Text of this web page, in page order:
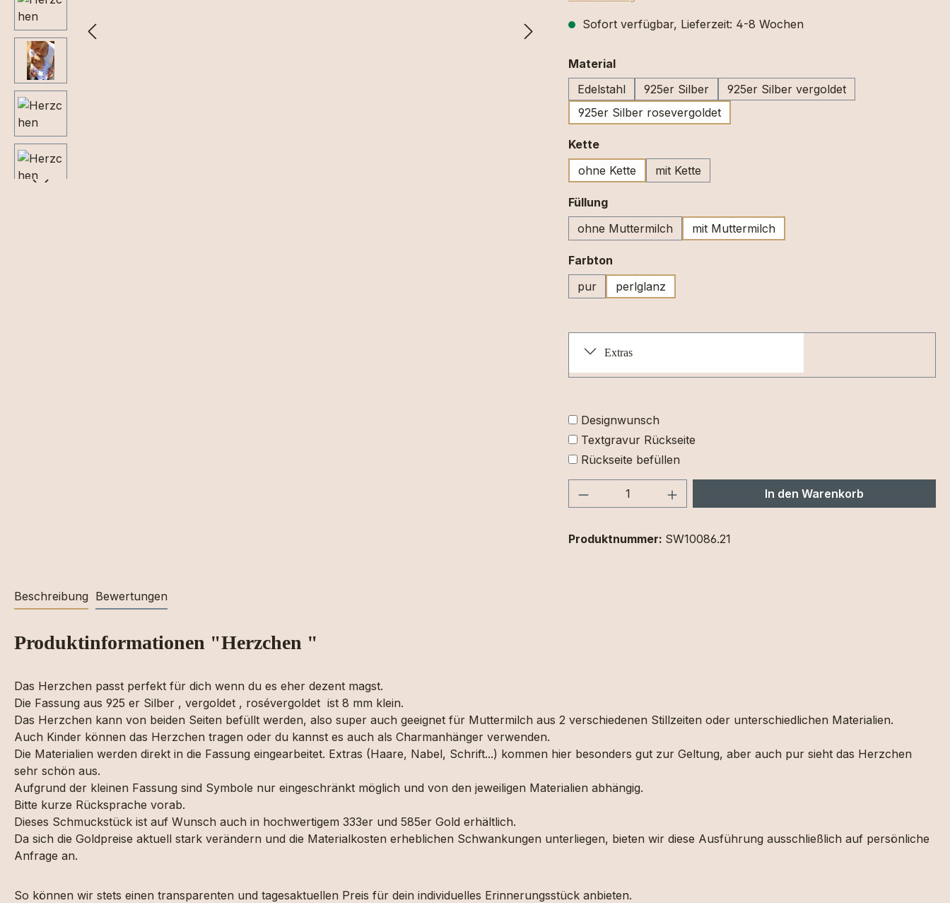
Sofort verfügbar, Lieferzeit: 4-8 Wochen
Materialauswählen
Edelstahl
925er Silber
925er Silber vergoldet
925er Silber rosevergoldet
Ketteauswählen
ohne Kette
mit Kette
Füllungauswählen
ohne Muttermilch
mit Muttermilch
Farbton
pur
perlglanz
Extras
Designwunsch
Textgravur Rückseite
Rückseite befüllen
Produkt Anzahl: Gib den gewünschten Wert
In den Warenkorb
Produktnummer: SW10086.21
Beschreibung Bewertungen
Produktinformationen "Herzchen "
Das Herzchen passt perfekt für dich wenn du es eher dezent magst.
Die Fassung aus 925 er Silber , vergoldet , rosévergoldet ist 8 mm klein.
Das Herzchen kann von beiden Seiten befüllt werden, also super auch geeignet für Muttermilch aus 2 verschiedenen Stillzeiten oder unterschiedlichen Materialien.
Auch Kinder können das Herzchen tragen oder du kannst es auch als Charmanhänger verwenden.
Die Materialien werden direkt in die Fassung eingearbeitet. Extras (Haare, Nabel, Schrift...) kommen hier besonders gut zur Geltung, aber auch pur sieht das Herzchen
sehr schön aus.
Aufgrund der kleinen Fassung sind Symbole nur eingeschränkt möglich und von den jeweiligen Materialien abhängig.
Bitte kurze Rücksprache vorab.
Dieses Schmuckstück ist auf Wunsch auch in hochwertigem 333er und 585er Gold erhältlich.
Da sich die Goldpreise aktuell stark verändern und die Materialkosten erheblichen Schwankungen unterliegen, bieten wir diese Ausführung ausschließlich auf persönliche
Anfrage an.
So können wir stets einen transparenten und tagesaktuellen Preis für dein individuelles Erinnerungsstück anbieten.